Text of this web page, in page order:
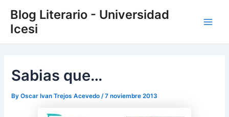
content
Blog Literario - Universidad
Icesi
Sabias que…
ByOscar Ivan Trejos Acevedo/7 noviembre 2013
navigation